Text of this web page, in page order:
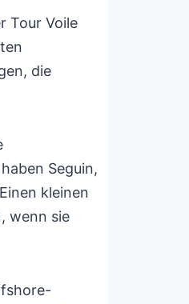
Tour Voile
die
Seguin,
kleinen
wenn sie